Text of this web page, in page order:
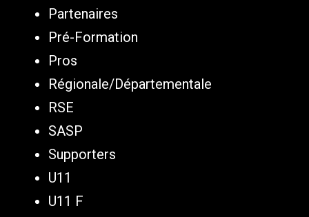
Partenaires
Pré-Formation
Pros
Régionale/Départementale
RSE
SASP
Supporters
U11
U11 F